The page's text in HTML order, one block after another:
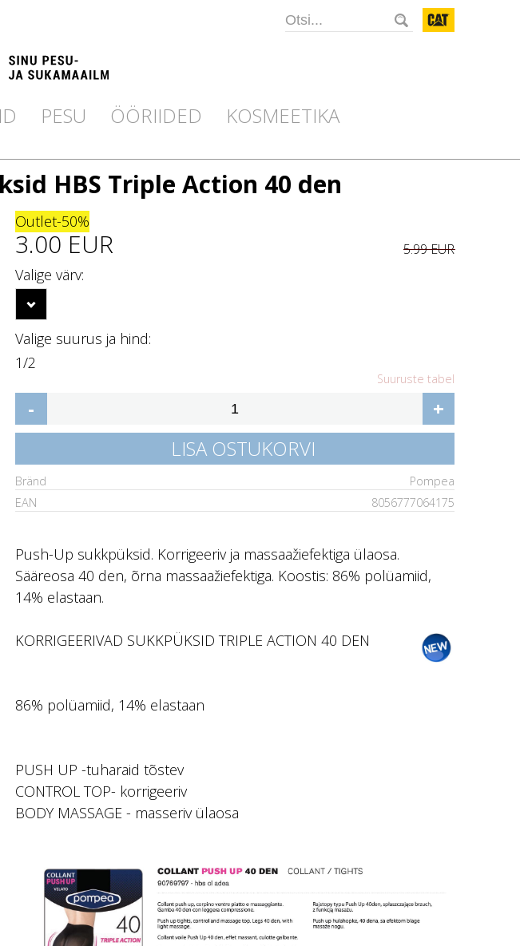
PESU ÖÖRIIDED KOSMEETIKA
HBS Triple Action 40 den
Outlet-50%
5.99 EUR
3.00 EUR
Valige värv:
Valige suurus ja hind:
1/2
Suuruste tabel
-
+
LISA OSTUKORVI
Bränd
Pompea
EAN
8056777064175
Push-Up sukkpüksid. Korrigeeriv ja massaažiefektiga ülaosa.
Sääreosa 40 den, õrna massaažiefektiga. Koostis: 86% polüamiid,
14% elastaan.
KORRIGEERIVAD SUKKPÜKSID TRIPLE ACTION 40 DEN
86% polüamiid, 14% elastaan
PUSH UP -tuharaid tõstev
CONTROL TOP- korrigeeriv
BODY MASSAGE - masseriv ülaosa